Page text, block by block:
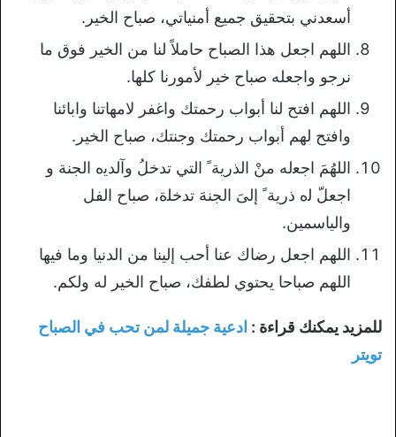
أسعدني بتحقيق جميع أمنياتي، صباح الخير.
اللهم اجعل هذا الصباح حاملاً لنا من الخير فوق ما
نرجو واجعله صباح خير لأمورنا كلها.
اللهم افتح لنا أبواب رحمتك واغفر لامهاتنا وابائنا
وافتح لهم أبواب رحمتك وجنتك، صباح الخير.
ﺍﻟﻠﻬُﻢَ ﺍﺟﻌله ﻣﻦْ ﺍﻟﺬﺭﻳﺔ ً ﺍﻟﺘﻲ ﺗﺪﺧﻞُ ﻭﺁﻟﺪﻳه ﺍﻟﺠﻨﺔ ﻭ
ﺍﺟﻌﻞّ ﻟه ﺫﺭﻳﺔ ً ﺇﻟﻰَ ﺍﻟﺠﻨﻪَ ﺗﺪﺧﻠة، صباح الفل
والياسمين.
اللھم اجعل رضاك عنا أحب إلينا من الدنيا وما فيها
اللهم صباحا يحتوي لطفك، صباح الخير له ولكم.
للمزيد يمكنك قراءة : ادعية جميلة لمن تحب في الصباح
تويتر